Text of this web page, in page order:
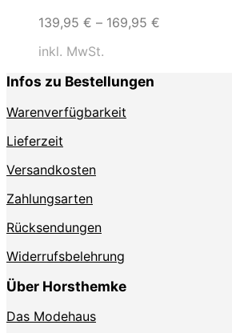
139,95 € – 169,95 €
inkl. MwSt.
Infos zu Bestellungen
Warenverfügbarkeit
Lieferzeit
Versandkosten
Zahlungsarten
Rücksendungen
Widerrufsbelehrung
Über Horsthemke
Das Modehaus